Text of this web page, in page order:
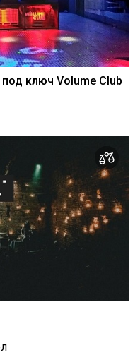
ключ Volume Club